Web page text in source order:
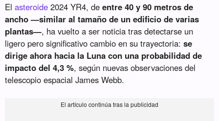
Elasteroide 2024 YR4, de entre 40 y 90 metros de
ancho —similar al tamaño de un edificio de varias
plantas—, ha vuelto a ser noticia tras detectarse un
ligero pero significativo cambio en su trayectoria: se
dirige ahora hacia la Luna con una probabilidad de
impacto del 4,3 %, según nuevas observaciones del
telescopio espacial James Webb.